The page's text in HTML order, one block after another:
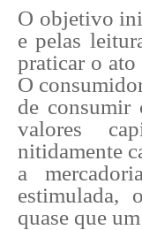
O objetivo
e pelas
praticar o ato
O
de consumir
valores
nitidamente
a
estimulada,
quase que